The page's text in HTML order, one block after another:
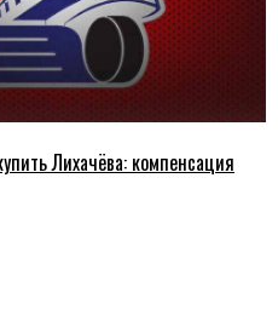
Лихачёва: компенсация